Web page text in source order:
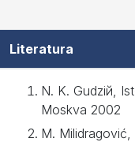
Literatura
N. K. Gudziй,
Moskva 2002
M.